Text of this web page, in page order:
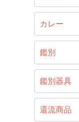
カレー
鑑別
鑑別器具
還流商品